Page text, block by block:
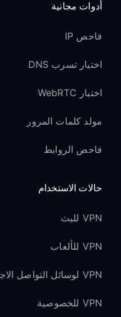
أدوات مجانية
فاحص IP
اختبار تسرب DNS
اختبار WebRTC
مولد كلمات المرور
فاحص الروابط
حالات الاستخدام
VPN للبث
VPN للألعاب
VPN لوسائل التواصل الاجتماعي
VPN للخصوصية